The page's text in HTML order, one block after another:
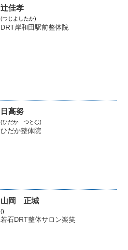
辻佳孝
(つじよしたか)
DRT岸和田駅前整体院
日髙努
(ひだか つとむ)
ひだか整体院
山岡 正城
()
若石DRT整体サロン楽笑